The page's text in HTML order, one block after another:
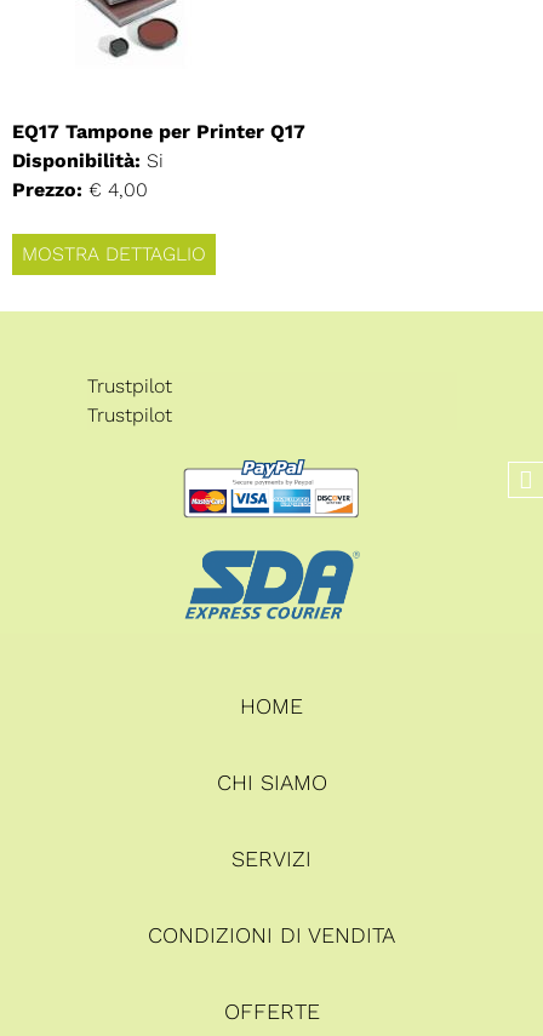
EQ17 Tampone per Printer Q17
Disponibilità: Si
Prezzo: € 4,00
MOSTRA DETTAGLIO
Trustpilot
Trustpilot
HOME
CHI SIAMO
SERVIZI
CONDIZIONI DI VENDITA
OFFERTE